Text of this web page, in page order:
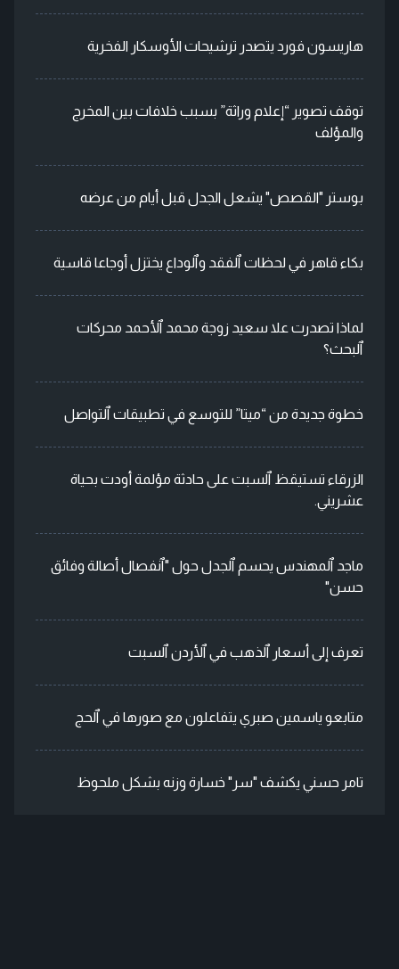
هاريسون فورد يتصدر ترشيحات الأوسكار الفخرية
توقف تصوير “إعلام وراثة” بسبب خلافات بين المخرج
والمؤلف
بوستر "القصص" يشعل الجدل قبل أيام من عرضه
بكاء قاهر في لحظات ٱلفقد وٱلوداع يختزل أوجاعا قاسية
لماذا تصدرت علا سعيد زوجة محمد ٱلأحمد محركات
ٱلبحث؟
خطوة جديدة من “ميتا” للتوسع في تطبيقات ٱلتواصل
الزرقاء تستيقظ ٱلسبت على حادثة مؤلمة أودت بحياة
عشريني.
ماجد ٱلمهندس يحسم ٱلجدل حول "ٱنفصال أصالة وفائق
حسن"
تعرف إلى أسعار ٱلذهب في ٱلأردن ٱلسبت
متابعو ياسمين صبري يتفاعلون مع صورها في ٱلحج
تامر حسني يكشف "سر" خسارة وزنه بشكل ملحوظ